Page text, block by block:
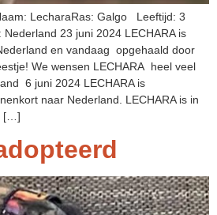
LecharaRas: Galgo Leeftijd: 3
23 juni 2024 LECHARA is
en vandaag opgehaald door
We wensen LECHARA heel veel
6 juni 2024 LECHARA is
naar Nederland. LECHARA is in
[…]